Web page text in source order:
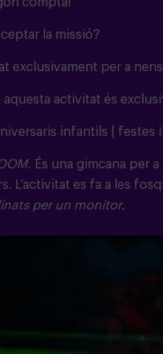
la missió?
exclusivament per a
activitat és
infantils | festes
És una gimcana per
L’activitat es fa a les
per un monitor.